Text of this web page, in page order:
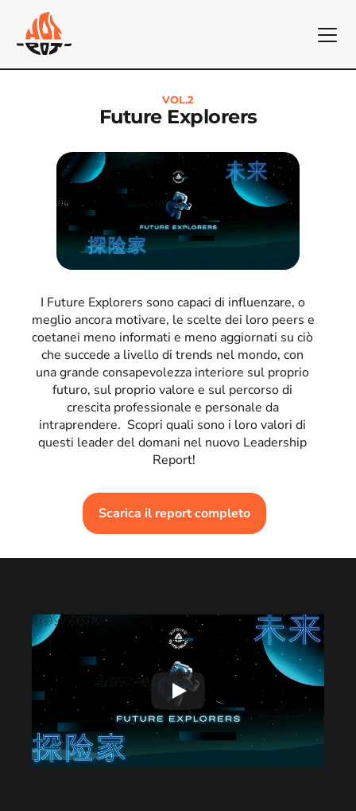
VOL.2
Future Explorers
I Future Explorers sono capaci di influenzare, o
meglio ancora motivare, le scelte dei loro peers e
coetanei meno informati e meno aggiornati su ciò
che succede a livello di trends nel mondo, con
una grande consapevolezza interiore sul proprio
futuro, sul proprio valore e sul percorso di
crescita professionale e personale da
intraprendere.  Scopri quali sono i loro valori di
questi leader del domani nel nuovo Leadership
Report!
Scarica il report completo